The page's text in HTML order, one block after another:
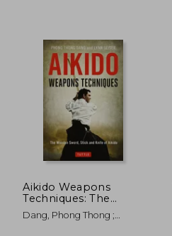
50%
Aikido Weapons
Techniques: The
Wooden Sword, Stick
and Knife of Aikido
Dang, Phong Thong ;